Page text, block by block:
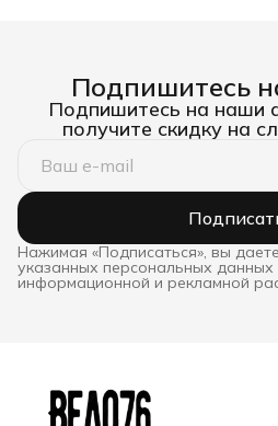
Подпишитесь
Подпишитесь на наши
получите скидку на
Нажимая «Подписаться», вы
указанных персональных данных
информационной и рекламной